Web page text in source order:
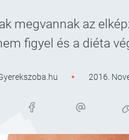
megvannak az
figyel és a diéta
2016.